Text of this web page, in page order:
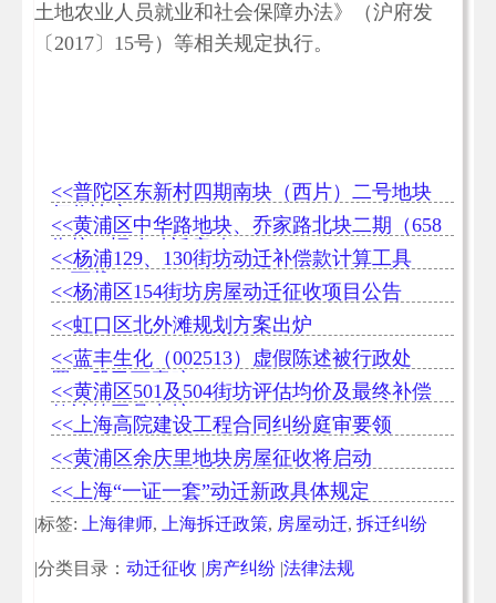
土地农业人员就业和社会保障办法》（沪府发
〔2017〕15号）等相关规定执行。
<<普陀区东新村四期南块（西片）二号地块
征收决定
<<黄浦区中华路地块、乔家路北块二期（658
街坊）旧改动迁启动
<<杨浦129、130街坊动迁补偿款计算工具
（下载）
<<杨浦区154街坊房屋动迁征收项目公告
<<虹口区北外滩规划方案出炉
<<蓝丰生化（002513）虚假陈述被行政处
罚，股民可索赔
<<黄浦区501及504街坊评估均价及最终补偿
款计算工具出炉
<<上海高院建设工程合同纠纷庭审要领
<<黄浦区余庆里地块房屋征收将启动
<<上海“一证一套”动迁新政具体规定
|标签: 上海律师, 上海拆迁政策, 房屋动迁, 拆迁纠纷
|分类目录： 动迁征收 |房产纠纷 |法律法规